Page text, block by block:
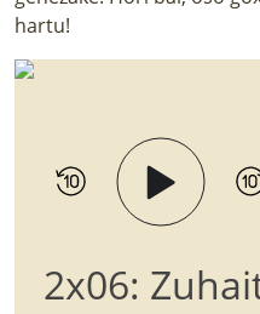
hartu!
2x06: